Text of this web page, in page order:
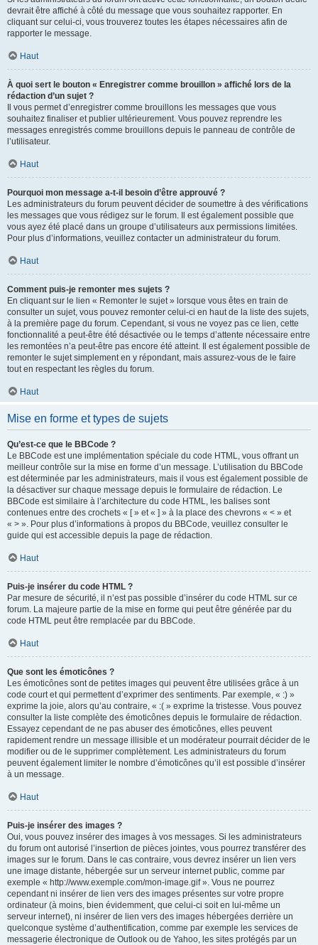
devrait être affiché à côté du message que vous souhaitez rapporter. En
cliquant sur celui-ci, vous trouverez toutes les étapes nécessaires afin de
rapporter le message.
Haut
À quoi sert le bouton « Enregistrer comme brouillon » affiché lors de la
rédaction d’un sujet ?
Il vous permet d’enregistrer comme brouillons les messages que vous
souhaitez finaliser et publier ultérieurement. Vous pouvez reprendre les
messages enregistrés comme brouillons depuis le panneau de contrôle de
l’utilisateur.
Haut
Pourquoi mon message a-t-il besoin d’être approuvé ?
Les administrateurs du forum peuvent décider de soumettre à des vérifications
les messages que vous rédigez sur le forum. Il est également possible que
vous ayez été placé dans un groupe d’utilisateurs aux permissions limitées.
Pour plus d’informations, veuillez contacter un administrateur du forum.
Haut
Comment puis-je remonter mes sujets ?
En cliquant sur le lien « Remonter le sujet » lorsque vous êtes en train de
consulter un sujet, vous pouvez remonter celui-ci en haut de la liste des sujets,
à la première page du forum. Cependant, si vous ne voyez pas ce lien, cette
fonctionnalité a peut-être été désactivée ou le temps d’attente nécessaire entre
les remontées n’a peut-être pas encore été atteint. Il est également possible de
remonter le sujet simplement en y répondant, mais assurez-vous de le faire
tout en respectant les règles du forum.
Haut
Mise en forme et types de sujets
Qu’est-ce que le BBCode ?
Le BBCode est une implémentation spéciale du code HTML, vous offrant un
meilleur contrôle sur la mise en forme d’un message. L’utilisation du BBCode
est déterminée par les administrateurs, mais il vous est également possible de
la désactiver sur chaque message depuis le formulaire de rédaction. Le
BBCode est similaire à l’architecture du code HTML, les balises sont
contenues entre des crochets « [ » et « ] » à la place des chevrons « < » et
« > ». Pour plus d’informations à propos du BBCode, veuillez consulter le
guide qui est accessible depuis la page de rédaction.
Haut
Puis-je insérer du code HTML ?
Par mesure de sécurité, il n’est pas possible d’insérer du code HTML sur ce
forum. La majeure partie de la mise en forme qui peut être générée par du
code HTML peut être remplacée par du BBCode.
Haut
Que sont les émoticônes ?
Les émoticônes sont de petites images qui peuvent être utilisées grâce à un
code court et qui permettent d’exprimer des sentiments. Par exemple, « :) »
exprime la joie, alors qu’au contraire, « :( » exprime la tristesse. Vous pouvez
consulter la liste complète des émoticônes depuis le formulaire de rédaction.
Essayez cependant de ne pas abuser des émoticônes, elles peuvent
rapidement rendre un message illisible et un modérateur pourrait décider de le
modifier ou de le supprimer complètement. Les administrateurs du forum
peuvent également limiter le nombre d’émoticônes qu’il est possible d’insérer
à un message.
Haut
Puis-je insérer des images ?
Oui, vous pouvez insérer des images à vos messages. Si les administrateurs
du forum ont autorisé l’insertion de pièces jointes, vous pourrez transférer des
images sur le forum. Dans le cas contraire, vous devrez insérer un lien vers
une image distante, hébergée sur un serveur internet public, comme par
exemple « http://www.exemple.com/mon-image.gif ». Vous ne pourrez
cependant ni insérer de lien vers des images présentes sur votre propre
ordinateur (à moins, bien évidemment, que celui-ci soit en lui-même un
serveur internet), ni insérer de lien vers des images hébergées derrière un
quelconque système d’authentification, comme par exemple les services de
messagerie électronique de Outlook ou de Yahoo, les sites protégés par un